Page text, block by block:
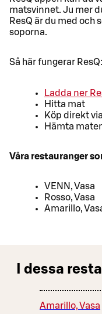
matsvinnet. Ju mer
ResQ är du med och
soporna.
Så här fungerar ResQ:
Ladda ner
Hitta mat
Köp direkt
Hämta
Våra restauranger
VENN, Vasa
Rosso, Vasa
Amarillo,
I dessa
Amarillo, Vasa